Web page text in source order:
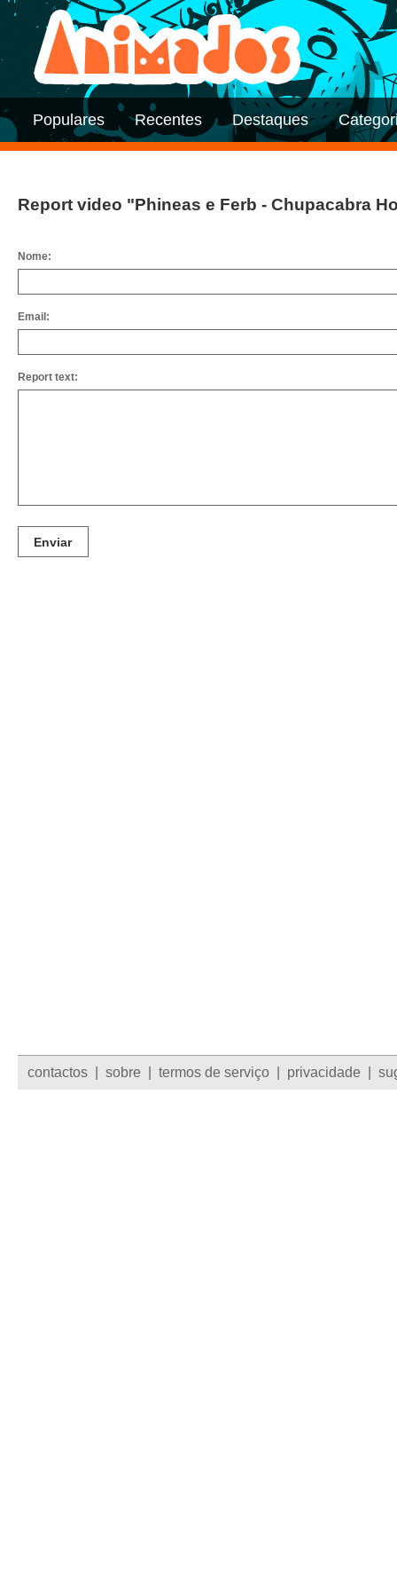
Populares Recentes Destaques
Report video "Phineas e Ferb - Chupacabra
Nome:
Email:
Report text:
contactos sobre termos de serviço privacidade